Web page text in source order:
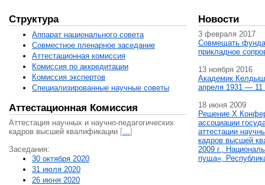
Структура
Аппарат национального совета
Совместное пленарное заседание
Аттестационная комисcия
Комиссия по аккредитации
Комиссия экспертов
Специализированные научные советы
Аттестационная Комиссия
Аттестация научных и научно-педагогических
кадров высшей квалификации […]
Заседания:
30 октября 2020
31 июля 2020
26 июня 2020
Новости
3 февраля 2017
Совмещать
прикладное
13 ноября 2016
Академик
апреля 1931 — 11
18 июня 2009
Решение X
ассоциации
аттестации
кадров высшей
2009 г.,
пуща»,